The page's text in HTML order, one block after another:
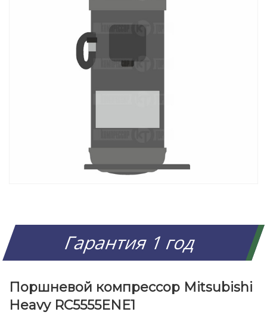
Гарантия 1 год
Поршневой компрессор Mitsubishi
Heavy RC5555ENE1